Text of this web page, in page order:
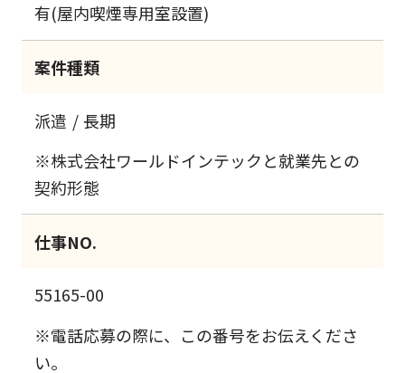
有(屋内喫煙専用室設置)
案件種類
派遣
長期
※株式会社ワールドインテックと就業先との
契約形態
仕事NO.
55165-00
※電話応募の際に、この番号をお伝えくださ
い。